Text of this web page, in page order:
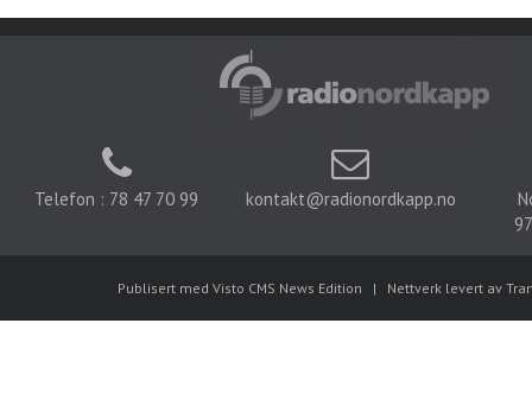
Telefon : 78 47 70 99 kontakt@radionordkapp.no
Publisert med Visto CMS News Edition | Nettverk levert av